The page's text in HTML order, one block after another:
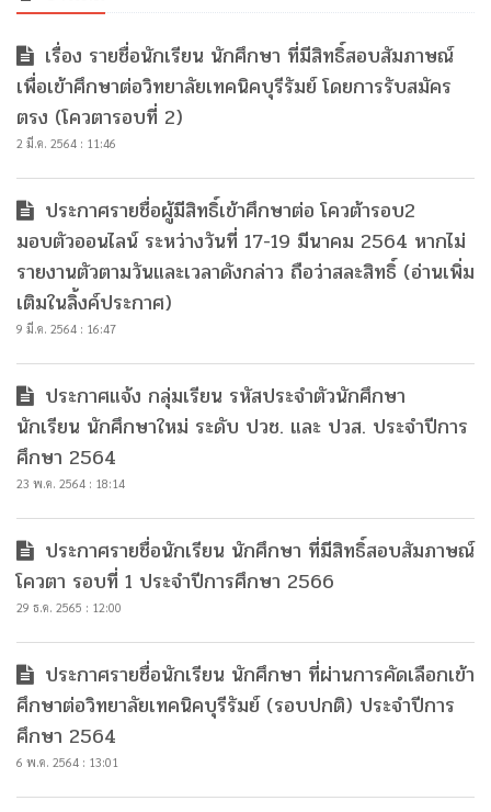
เรื่อง รายชื่อนักเรียน นักศึกษา ที่มีสิทธิ์สอบสัมภาษณ์
เพื่อเข้าศึกษาต่อวิทยาลัยเทคนิคบุรีรัมย์ โดยการรับสมัคร
ตรง (โควตารอบที่ 2)
2 มี.ค. 2564 : 11:46
ประกาศรายชื่อผู้มีสิทธิ์เข้าศึกษาต่อ โควต้ารอบ2
มอบตัวออนไลน์ ระหว่างวันที่ 17-19 มีนาคม 2564 หากไม่
รายงานตัวตามวันและเวลาดังกล่าว ถือว่าสละสิทธิ์ (อ่านเพิ่ม
เติมในลิ้งค์ประกาศ)
9 มี.ค. 2564 : 16:47
ประกาศแจ้ง กลุ่มเรียน รหัสประจำตัวนักศึกษา
นักเรียน นักศึกษาใหม่ ระดับ ปวช. และ ปวส. ประจำปีการ
ศึกษา 2564
23 พ.ค. 2564 : 18:14
ประกาศรายชื่อนักเรียน นักศึกษา ที่มีสิทธิ์สอบสัมภาษณ์
โควตา รอบที่ 1 ประจำปีการศึกษา 2566
29 ธ.ค. 2565 : 12:00
ประกาศรายชื่อนักเรียน นักศึกษา ที่ผ่านการคัดเลือกเข้า
ศึกษาต่อวิทยาลัยเทคนิคบุรีรัมย์ (รอบปกติ) ประจำปีการ
ศึกษา 2564
6 พ.ค. 2564 : 13:01